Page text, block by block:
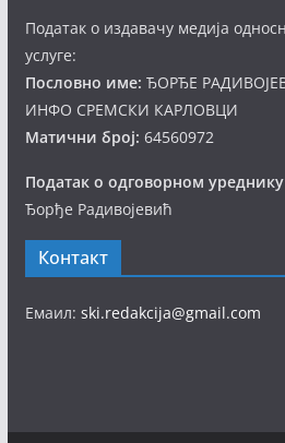
Податак о издавачу медија
услуге:
Пословно име: ЂОРЂЕ
ИНФО СРЕМСКИ КАРЛОВЦИ
Матични број: 64560972
Податак о одговорном
Ђорђе Радивојевић
Контакт
Емаил: ski.redakcija@gmail.com